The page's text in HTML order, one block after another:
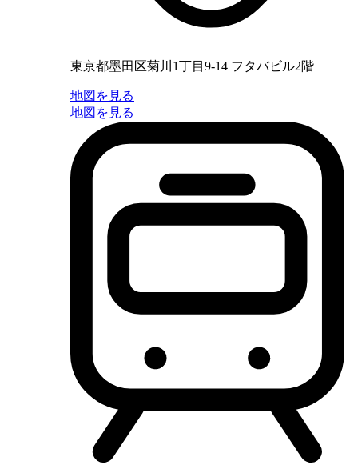
東京都墨田区菊川1丁目9-14 フタバビル2階
地図を見る
地図を見る